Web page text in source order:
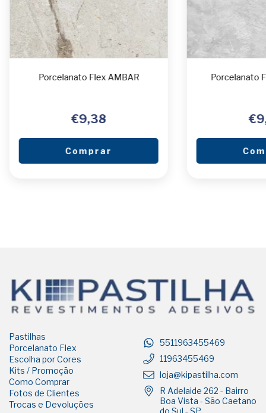
Porcelanato Flex AMBAR
€9,38
Comprar
Porcelanato
Pastilhas
Porcelanato Flex
Escolha por Cores
Kits / Promoção
Como Comprar
Fotos de Clientes
Trocas e Devoluções
5511963455469
11963455469
loja@kipastilha.com
R Adelaide 262 - Bairro
Boa Vista - São Caetano
do Sul - SP